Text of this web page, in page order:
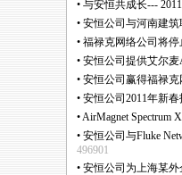
• 与安恒共成长---
• 安恒公司与河南建
• 福禄克网络公司将停
• 安恒公司提供艾尔
• 安恒公司赢得福禄克
• 安恒公司2011年新
•AirMagnet Spectrum
• 安恒公司与Fluke
496901
• 安恒公司为上海某